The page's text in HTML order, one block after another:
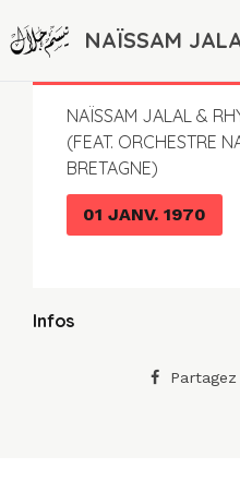
NAÏSSAM
NAÏSSAM JALAL &
(FEAT. ORCHESTRE
BRETAGNE)
01 JANV. 1970
Infos